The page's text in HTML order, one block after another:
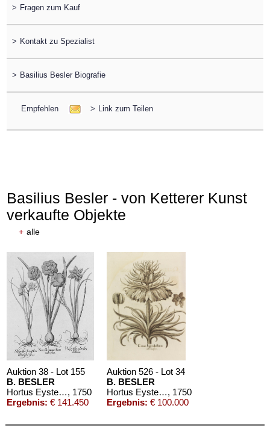
> Fragen zum Kauf
> Kontakt zu Spezialist
> Basilius Besler Biografie
Empfehlen > Link zum Teilen
Basilius Besler - von Ketterer Kunst
verkaufte Objekte
+ alle
Auktion 38 - Lot 155
B. BESLER
Hortus Eystettensis, 1750
Ergebnis: € 141.450
Auktion 526 - Lot 34
B. BESLER
Hortus Eystettensis, 1750
Ergebnis: € 100.000